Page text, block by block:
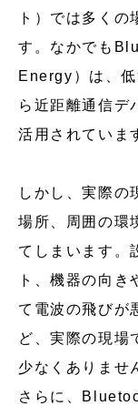
ト）では多くの
す。なかでも
Energy）は、
ら近距離通信デ
活用されていま
しかし、実際の
場所、周囲の環
てしまいます。
ト、機器の向き
て電波の飛びが
ど、実際の現場
少なくありませ
さらに、